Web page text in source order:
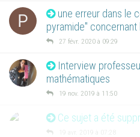
P
une erreur dans le
pyramide" concernant
27 févr. 2020 à 09:29
Interview
mathématiques
19 nov. 2019 à 11:50
Ce sujet a été
19 avr. 2019 à 07:28